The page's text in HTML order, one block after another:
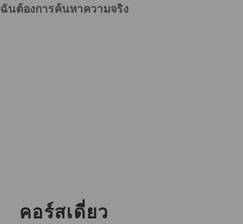
ฉันต้องการค้นหาความจริง
คอร์สเดี่ยว